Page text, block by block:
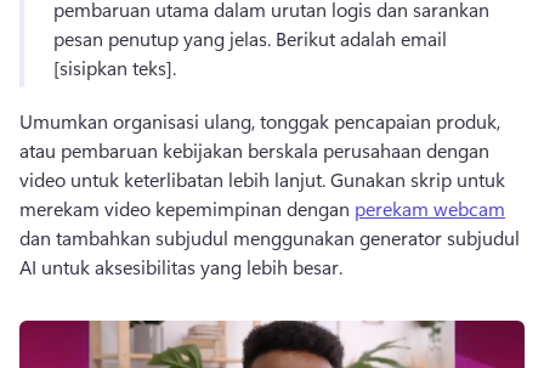
pembaruan utama dalam urutan logis dan sarankan
pesan penutup yang jelas. Berikut adalah email
[sisipkan teks].
Umumkan organisasi ulang, tonggak pencapaian produk,
atau pembaruan kebijakan berskala perusahaan dengan
video untuk keterlibatan lebih lanjut. Gunakan skrip untuk
merekam video kepemimpinan dengan perekam webcam
dan tambahkan subjudul menggunakan generator subjudul
AI untuk aksesibilitas yang lebih besar.